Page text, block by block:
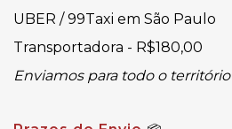
UBER / 99Taxi em São Paulo
Transportadora - R$180,00
Enviamos para todo o